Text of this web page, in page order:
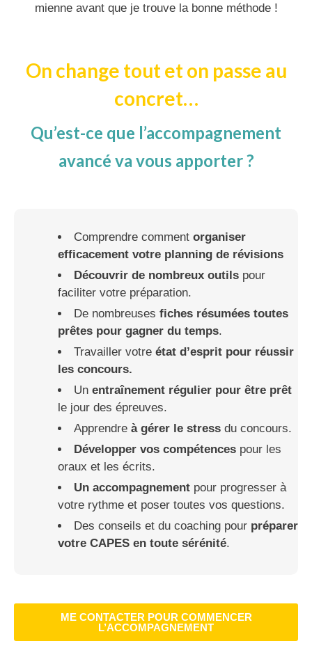
mienne avant que je trouve la bonne méthode !
On change tout et on passe au
concret…
Qu’est-ce que l’accompagnement
avancé va vous apporter ?
Comprendre commentorganiser
efficacement votre planning de révisions
Découvrir de nombreux outils pour
faciliter votre préparation.
De nombreuses fiches résumées toutes
prêtes pour gagner du temps.
Travailler votreétat d’esprit pour réussir
les concours.
Unentraînement régulier pour être prêt
le jour des épreuves.
Apprendreà gérer le stress du concours.
Développer vos compétences pour les
oraux et les écrits.
Un accompagnement pour progresser à
votre rythme et poser toutes vos questions.
Des conseils et du coaching pour préparer
votre CAPES en toute sérénité.
ME CONTACTER POUR COMMENCER
L’ACCOMPAGNEMENT